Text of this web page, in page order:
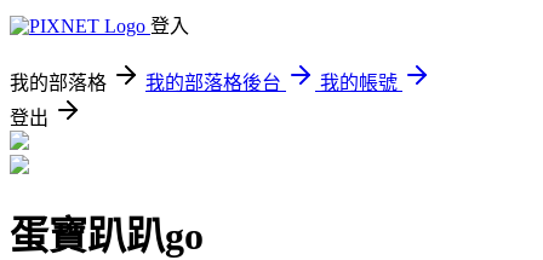
登入
我的部落格 我的部落格後台
我的帳號
登出
蛋寶趴趴go